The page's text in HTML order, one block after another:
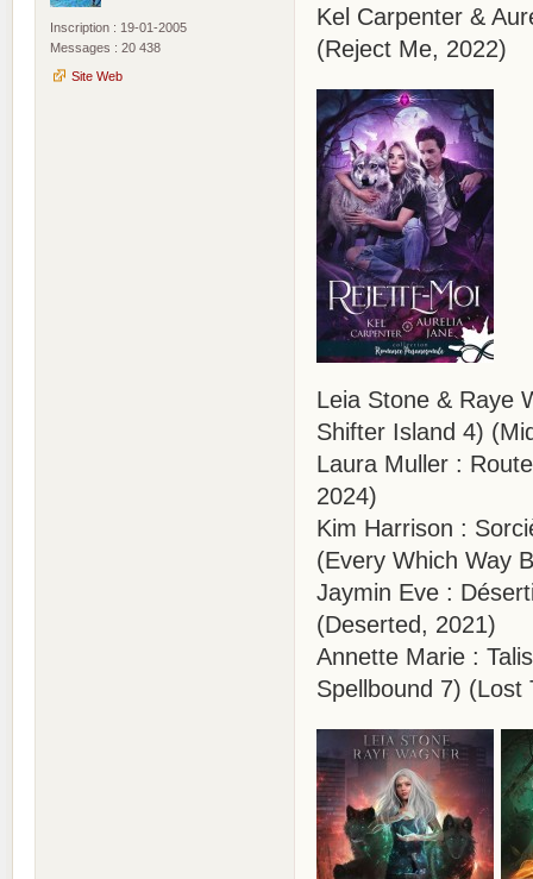
Inscription : 19-01-2005
Messages : 20 438
Site Web
Kel Carpenter &
(Reject Me, 2022)
Leia Stone & Raye
Shifter Island 4)
Laura Muller :
2024)
Kim Harrison :
(Every Which Way
Jaymin Eve :
(Deserted, 2021)
Annette Marie :
Spellbound 7) (Lost